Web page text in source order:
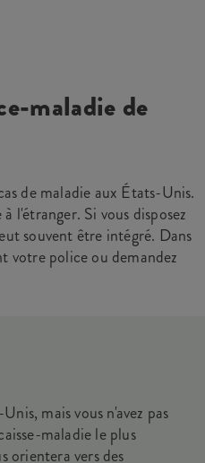
maladie de
de maladie aux États-Unis.
l'étranger. Si vous disposez
souvent être intégré. Dans
votre police ou demandez
mais vous n'avez pas
maladie le plus
orientera vers des